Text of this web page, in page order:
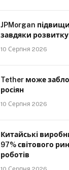
JPMorgan
завдяки
10 Серпня 2026
Tether може
росіян
10 Серпня 2026
Китайські
97% світового
роботів